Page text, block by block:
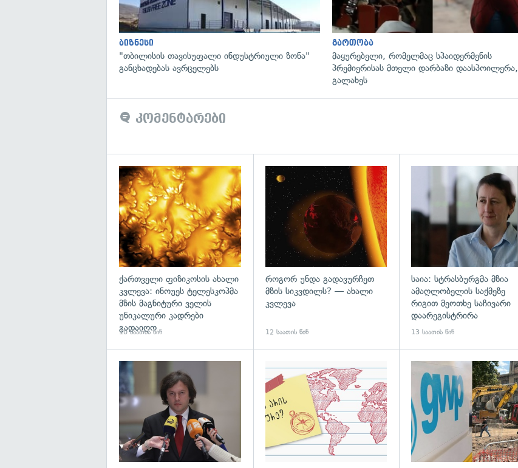
ბიზნესი
"თბილისის თავისუფალი ინდუსტრიული ზონა"
განცხადებას ავრცელებს
გართობა
მაყურებელი, რომელმაც სპაიდერმენის
პრემიერისას მთელი დარბაზი დაასპოილერა,
გალახეს
კომენტარები
გადახედვა
ქართველი ფიზიკოსის ახალი
კვლევა: ინოუეს ტელესკოპმა
მზის მაგნიტური ველის
უნიკალური კადრები
გადაიღო
10 საათის წინ
როგორ უნდა გადავურჩეთ
მზის სიკვდილს? — ახალი
კვლევა
12 საათის წინ
საია: სტრასბურგმა მზია
ამაღლობელის საქმეზე
რიგით მეოთხე საჩივარი
დაარეგისტრირა
13 საათის წინ
გადახედვა